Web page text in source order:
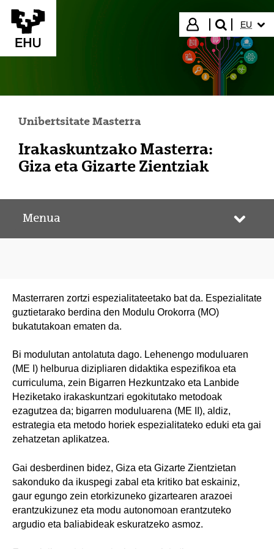
Eduki nagusira joan
Hasi saioa
bilatu"
EU
Unibertsitate Masterra
Irakaskuntzako Masterra:
Giza eta Gizarte Zientziak
Menua
Masterraren zortzi espezialitateetako bat da. Espezialitate
guztietarako berdina den Modulu Orokorra (MO)
bukatutakoan ematen da.
Bi modulutan antolatuta dago. Lehenengo moduluaren
(ME I) helburua dizipliaren didaktika espezifikoa eta
curriculuma, zein Bigarren Hezkuntzako eta Lanbide
Heziketako irakaskuntzari egokitutako metodoak
ezagutzea da; bigarren moduluarena (ME II), aldiz,
estrategia eta metodo horiek espezialitateko eduki eta gai
zehatzetan aplikatzea.
Gai desberdinen bidez, Giza eta Gizarte Zientzietan
sakonduko da ikuspegi zabal eta kritiko bat eskainiz,
gaur egungo zein etorkizuneko gizartearen arazoei
erantzukizunez eta modu autonomoan erantzuteko
argudio eta baliabideak eskuratzeko asmoz.